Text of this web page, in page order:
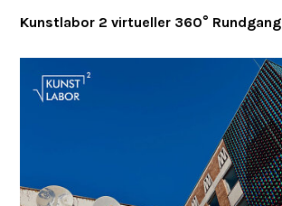
Kunstlabor 2 virtueller 360° Rundgang